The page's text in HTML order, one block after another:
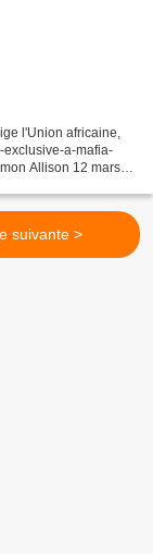
l'Union africaine,
exclusive-a-mafia-
Allison 12 mars
suivante >